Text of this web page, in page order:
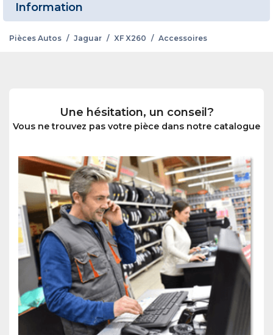
Information
Pièces Autos / Jaguar / XF X260 / Accessoires
Une hésitation, un conseil?
Vous ne trouvez pas votre pièce dans notre catalogue